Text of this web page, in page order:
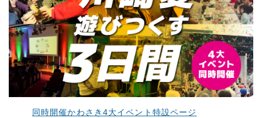
同時開催かわさき4大イベント特設ページ